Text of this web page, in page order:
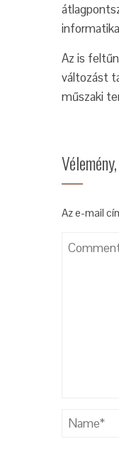
Az is
változást
műszaki
Az e-mail